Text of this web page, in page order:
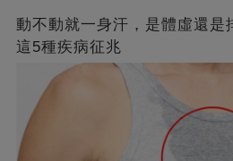
動不動就一身汗，是體虛還是
這5種疾病征兆